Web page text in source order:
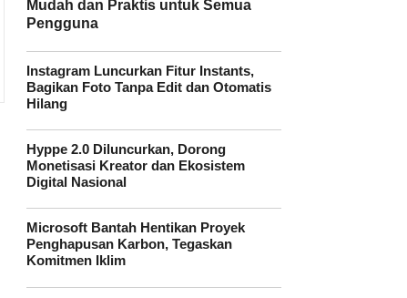
Mudah dan Praktis untuk Semua
Pengguna
Instagram Luncurkan Fitur Instants,
Bagikan Foto Tanpa Edit dan Otomatis
Hilang
Hyppe 2.0 Diluncurkan, Dorong
Monetisasi Kreator dan Ekosistem
Digital Nasional
Microsoft Bantah Hentikan Proyek
Penghapusan Karbon, Tegaskan
Komitmen Iklim